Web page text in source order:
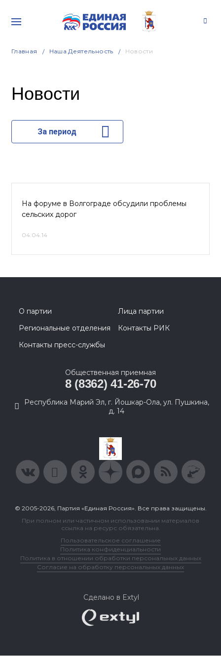
Главная Наша Деятельность Новости
Новости
За период
На форуме в Волгограде обсудили проблемы
сельских дорог
04.04.14
О партии
Лица партии
Региональные отделения
Контакты РИК
Контакты пресс-службы
Общественная приемная
8 (8362) 41-26-70
Республика Марий Эл, г. Йошкар-Ола, ул. Пушкина,
д. 14
© 2005-2026, Партия «Единая Россия». Все права защищены.
При полном или частичном использовании материалов
ссылка на ресурс обязательна.
Пользовательское соглашение
Политика конфиденциальности
Политика в отношении обработки персональных данных
Согласие на обработку персональных данных
Сделано в Extyl